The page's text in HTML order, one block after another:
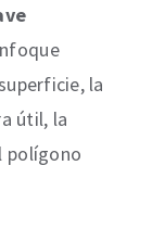
la
útil, la
polígono